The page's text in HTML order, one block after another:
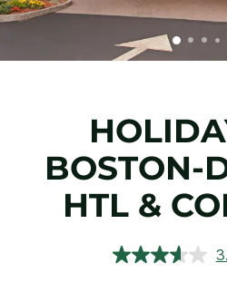
BOSTON-
HTL &